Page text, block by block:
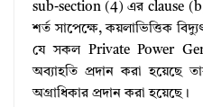
sub-section (4) এর clause (b)-
শর্ত সাপেক্ষে, কয়লাভিত্তিক
যে সকল Private Power
অব্যাহতি প্রদান করা হয়েছে
অগ্রাধিকার প্রদান করা হয়েছে।